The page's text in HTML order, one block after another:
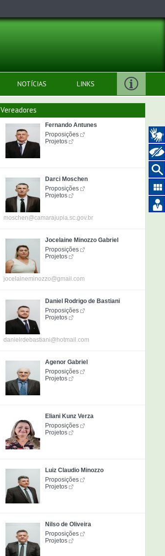
NOTÍCIAS LINKS
Vereadores
Fernando Antunes
Proposições
Projetos
Darci Moschen
Proposições
Projetos
moschen@camarajupia.sc.gov.br
Jocelaine Minozzo Gabriel
Proposições
Projetos
jocelaineminozzo@gmail.com
Daniel Rodrigo de Bastiani
Proposições
Projetos
danielrdebastiani@hotmail.com
Agenor Gabriel
Proposições
Projetos
Eliani Kunz Verza
Proposições
Projetos
Luiz Claudio Minozzo
Proposições
Projetos
Nilso de Oliveira
Proposições
Projetos